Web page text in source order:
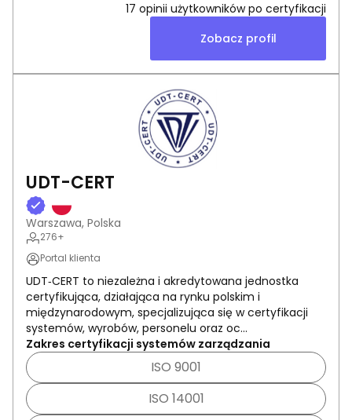
17 opinii użytkowników po certyfikacji
Zobacz profil
UDT-CERT
Warszawa, Polska
276+
Portal klienta
UDT‑CERT to niezależna i akredytowana jednostka
certyfikująca, działająca na rynku polskim i
międzynarodowym, specjalizująca się w certyfikacji
systemów, wyrobów, personelu oraz oc...
Zakres certyfikacji systemów zarządzania
ISO 9001
ISO 14001